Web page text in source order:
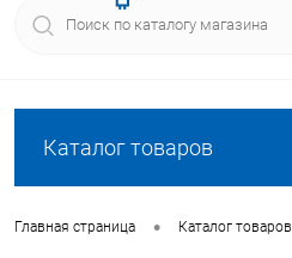
Каталог товаров
Главная страница • Каталог товаров